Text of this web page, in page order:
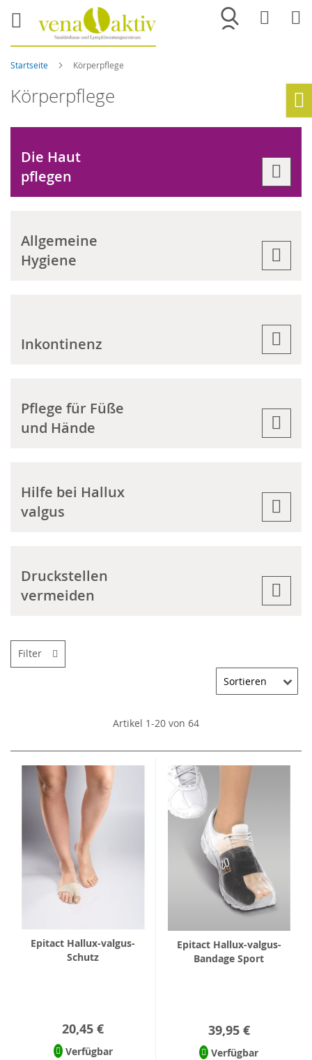
Merkliste
Startseite Körperpflege
Körperpflege
Die Haut
pflegen
Allgemeine
Hygiene
Inkontinenz
Pflege für Füße
und Hände
Hilfe bei Hallux
valgus
Druckstellen
vermeiden
Artikel 1-20 von 64
Epitact Hallux-valgus-
Schutz
20,45 €
Verfügbar
Epitact Hallux-valgus-
Bandage Sport
39,95 €
Verfügbar
Filter